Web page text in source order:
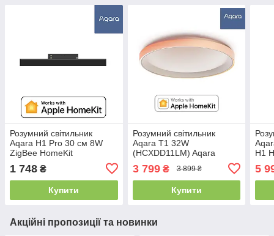
Розумний світильник
Aqara H1 Pro 30 см 8W
ZigBee HomeKit
Track Floodlight H1 Pro
GDFGD11LM
1 748 ₴
Купити
Розумний світильник
Aqara T1 32W
(HCXDD11LM) Aqara
Ceiling Light Plafonnier T1
Zigbee 3.0 Apple HomeKit
3 799₴ 3 899 ₴
Купити
H1
5
Акційні пропозиції та новинки